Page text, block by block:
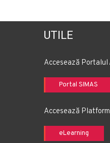
UTILE
Accesează
Portal SIMAS
Accesează
eLearning